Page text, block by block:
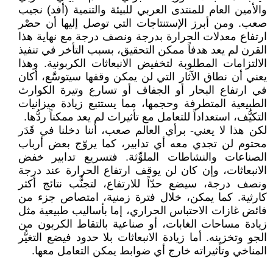
والأمين العام للمنتدى العربي للبيئة والتنمية (أفد) نجيب
صعب. ومن أبرز الإستنتاجات التي توصل إليها أن حصْر
ارتفاع معدلات الحرارة بدرجة ونصف درجة مع نهاية هذا
القرن لم يعد هدفاً ممكن التحقيق، بسبب التأخر في تنفيذ
الالتزامات المطلوبة لتخفيض الانبعاثات الكربونية. وهذا
يعني أن نطاق الآثار التي لن يمكن وقفها سيتوسَّع، أكان
في ارتفاع البحار أو الجفاف أو تسارع وتيرة الكوارث
الطبيعية المتطرفة وحجمها، مما يستتبع زيادة ميزانيات
التكيُّف، استعداداً للتعامل مع تأثيرات لم يعد ممكناً ردُّها.
لكن هذا لا يعني- برأي العالم صعب، أننا دخلنا في قَدَر
محتوم لن تجدي معه أي تدابير، كما يروّج بعض أرباب
الصناعات والنشاطات الملوِّثة. فتسريع تدابير خفض
الانبعاثات، وإن كان لن يوقف ارتفاع الحرارة عند درجة
ونصف درجة، سيضع حدّاً للارتفاع، لتجنُّب نتائج أكثر
كارثية. كما يمكن، خلال فترة زمنية، امتصاص جزء من
فائض غازات الاحتباس الحراري، إما بأساليب طبيعية مثل
زيادة مساحات الغابات، أو صناعية بالتقاط الكربون من
الجو وتخزينه. أما زيادة الانبعاثات بلا حدود فيضع التغيُّر
المناخي وتأثيراته خارج أي ضوابط يمكن التعامل معها.